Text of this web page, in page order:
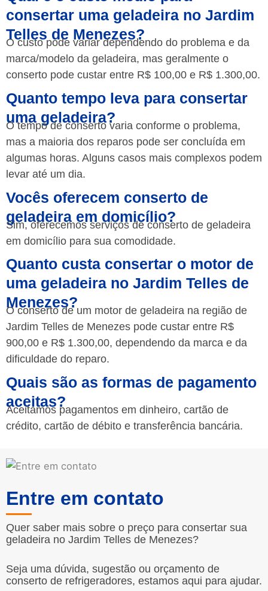
consertar uma geladeira no Jardim
Telles de Menezes?
O custo pode variar dependendo do problema e da
marca/modelo da geladeira, mas geralmente o
conserto pode custar entre R$ 100,00 e R$ 1.300,00.
Quanto tempo leva para consertar
uma geladeira?
O tempo de conserto varia conforme o problema,
mas a maioria dos reparos pode ser concluída em
algumas horas. Alguns casos mais complexos podem
levar até um dia.
Vocês oferecem conserto de
geladeira em domicílio?
Sim, oferecemos serviços de conserto de geladeira
em domicílio para sua comodidade.
Quanto custa consertar o motor de
uma geladeira no Jardim Telles de
Menezes?
O conserto de um motor de geladeira na região de
Jardim Telles de Menezes pode custar entre R$
900,00 e R$ 1.300,00, dependendo da marca e da
dificuldade do reparo.
Quais são as formas de pagamento
aceitas?
Aceitamos pagamentos em dinheiro, cartão de
crédito, cartão de débito e transferência bancária.
Entre em contato
Quer saber mais sobre o preço para consertar sua
geladeira no Jardim Telles de Menezes?
Seja uma dúvida, sugestão ou orçamento de
conserto de refrigeradores, estamos aqui para ajudar.